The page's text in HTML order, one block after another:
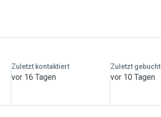
Zuletzt kontaktiert
vor 16 Tagen
Zuletzt gebucht
vor 10 Tagen